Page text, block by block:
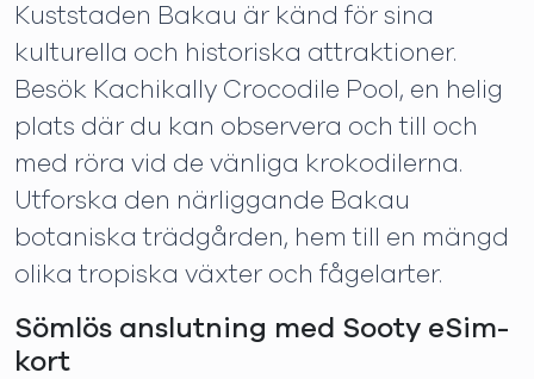
Kuststaden Bakau är känd för sina
kulturella och historiska attraktioner.
Besök Kachikally Crocodile Pool, en helig
plats där du kan observera och till och
med röra vid de vänliga krokodilerna.
Utforska den närliggande Bakau
botaniska trädgården, hem till en mängd
olika tropiska växter och fågelarter.
Sömlös anslutning med Sooty eSim-
kort